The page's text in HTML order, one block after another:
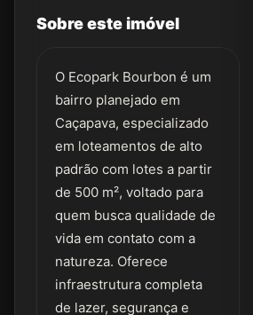
Sobre este imóvel
O Ecopark Bourbon é um
bairro planejado em
Caçapava, especializado
em loteamentos de alto
padrão com lotes a partir
de 500 m², voltado para
quem busca qualidade de
vida em contato com a
natureza. Oferece
infraestrutura completa
de lazer, segurança e